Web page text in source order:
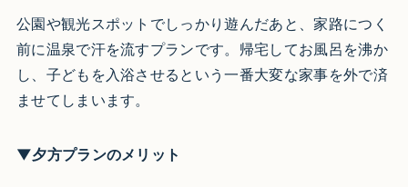
公園や観光スポットでしっかり遊んだあと、家路につく
前に温泉で汗を流すプランです。帰宅してお風呂を沸か
し、子どもを入浴させるという一番大変な家事を外で済
ませてしまいます。
▼夕方プランのメリット